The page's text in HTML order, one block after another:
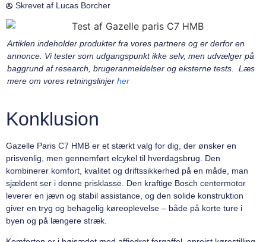
Skrevet af Lucas Borcher
Artiklen indeholder produkter fra vores partnere og er derfor en
annonce. Vi tester som udgangspunkt ikke selv, men udvælger på
baggrund af research, brugeranmeldelser og eksterne tests. Læs
mere om vores retningslinjer her
Konklusion
Gazelle Paris C7 HMB er et stærkt valg for dig, der ønsker en
prisvenlig, men gennemført elcykel til hverdagsbrug. Den
kombinerer komfort, kvalitet og driftssikkerhed på en måde, man
sjældent ser i denne prisklasse. Den kraftige Bosch centermotor
leverer en jævn og stabil assistance, og den solide konstruktion
giver en tryg og behagelig køreoplevelse – både på korte ture i
byen og på længere stræk.